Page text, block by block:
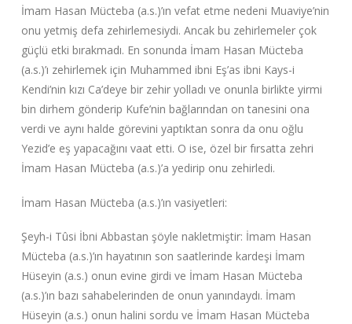
İmam Hasan Mücteba (a.s.)’ın vefat etme nedeni Muaviye’nin
onu yetmiş defa zehirlemesiydi. Ancak bu zehirlemeler çok
güçlü etki bırakmadı. En sonunda İmam Hasan Mücteba
(a.s.)’ı zehirlemek için Muhammed ibni Eş’as ibni Kays-i
Kendi’nin kızı Ca’deye bir zehir yolladı ve onunla birlikte yirmi
bin dirhem gönderip Kufe’nin bağlarından on tanesini ona
verdi ve aynı halde görevini yaptıktan sonra da onu oğlu
Yezid’e eş yapacağını vaat etti. O ise, özel bir fırsatta zehri
İmam Hasan Mücteba (a.s.)’a yedirip onu zehirledi.
İmam Hasan Mücteba (a.s.)’ın vasiyetleri:
Şeyh-i Tûsi İbni Abbastan şöyle nakletmiştir: İmam Hasan
Mücteba (a.s.)’ın hayatının son saatlerinde kardeşi İmam
Hüseyin (a.s.) onun evine girdi ve İmam Hasan Mücteba
(a.s.)’ın bazı sahabelerinden de onun yanındaydı. İmam
Hüseyin (a.s.) onun halini sordu ve İmam Hasan Mücteba